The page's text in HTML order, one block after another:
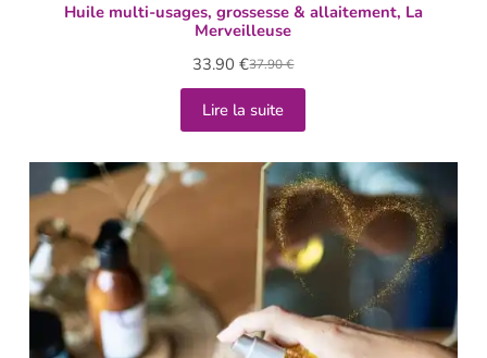
Huile multi-usages, grossesse & allaitement, La
Merveilleuse
37.90€
33.90€
Lire la suite